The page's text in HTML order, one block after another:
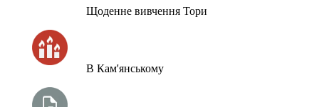
Щоденне вивчення Тори
В Кам'янському